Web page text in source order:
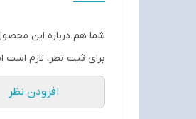
شما هم درباره این
برای ثبت نظر، لازم است
افزودن نظر